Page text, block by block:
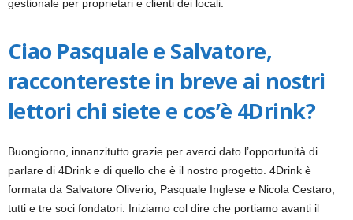
gestionale per proprietari e clienti dei locali.
Ciao Pasquale e Salvatore,
raccontereste in breve ai nostri
lettori chi siete e cos’è 4Drink?
Buongiorno, innanzitutto grazie per averci dato l’opportunità di
parlare di 4Drink e di quello che è il nostro progetto. 4Drink è
formata da Salvatore Oliverio, Pasquale Inglese e Nicola Cestaro,
tutti e tre soci fondatori. Iniziamo col dire che portiamo avanti il